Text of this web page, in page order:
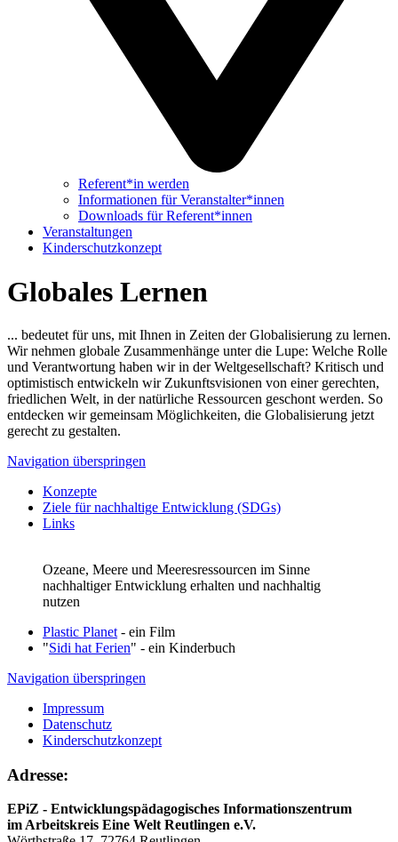
Referent*in werden
Informationen für Veranstalter*innen
Downloads für Referent*innen
Veranstaltungen
Kinderschutzkonzept
Globales Lernen
... bedeutet für uns, mit Ihnen in Zeiten der Globalisierung zu lernen.
Wir nehmen globale Zusammenhänge unter die Lupe: Welche Rolle
und Verantwortung haben wir in der Weltgesellschaft? Kritisch und
optimistisch entwickeln wir Zukunftsvisionen von einer gerechten,
friedlichen Welt, in der natürliche Ressourcen geschont werden. So
entdecken wir gemeinsam Möglichkeiten, die Globalisierung jetzt
gerecht zu gestalten.
Navigation überspringen
Konzepte
Ziele für nachhaltige Entwicklung (SDGs)
Links
Ozeane, Meere und Meeresressourcen im Sinne
nachhaltiger Entwicklung erhalten und nachhaltig
nutzen
Plastic Planet - ein Film
"Sidi hat Ferien" - ein Kinderbuch
Navigation überspringen
Impressum
Datenschutz
Kinderschutzkonzept
Adresse:
EPiZ - Entwicklungspädagogisches Informationszentrum
im Arbeitskreis Eine Welt Reutlingen e.V.